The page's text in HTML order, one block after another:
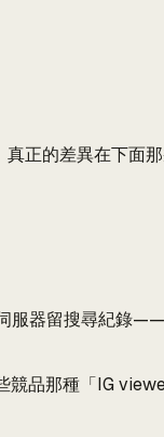
正的差異在下面
服器留搜尋紀錄
競品那種「IG